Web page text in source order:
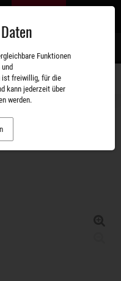
Funktionen
ist freiwillig, für die
kann jederzeit über
werden.